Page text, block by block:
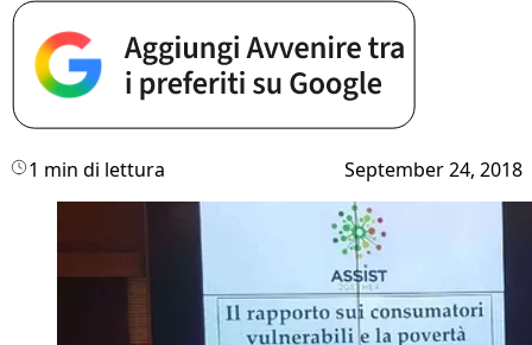
1 min di lettura September 24, 2018